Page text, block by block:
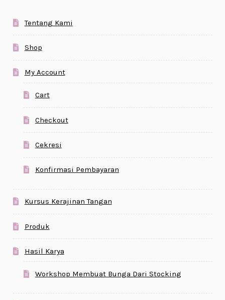
Tentang Kami
Shop
My Account
Cart
Checkout
Cekresi
Konfirmasi Pembayaran
Kursus Kerajinan Tangan
Produk
Hasil Karya
Workshop Membuat Bunga Dari Stocking